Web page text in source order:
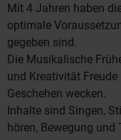
Mit 4 Jahren haben
optimale
gegeben sind.
Die Musikalische
und Kreativität
Geschehen wecken.
Inhalte sind Singen,
hören, Bewegung